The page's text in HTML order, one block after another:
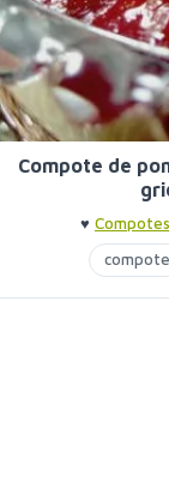
Compote de
♥ Compotes
compote